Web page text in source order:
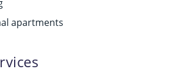
apartments